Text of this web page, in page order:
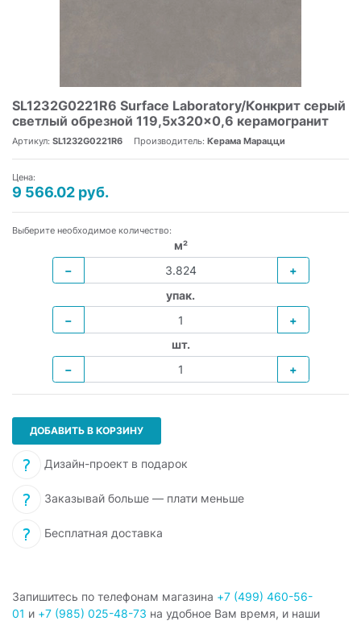
SL1232G0221R6 Surface Laboratory/Конкрит серый
светлый обрезной 119,5x320x0,6 керамогранит
Артикул: SL1232G0221R6 Производитель: Керама Марацци
Цена:
9 566.02 руб.
Выберите необходимое количество:
м²
−
+
упак.
−
+
шт.
−
+
ДОБАВИТЬ В КОРЗИНУ
Дизайн-проект в подарок
Заказывай больше — плати меньше
Бесплатная доставка
Запишитесь по телефонам магазина +7 (499) 460-56-
01 и +7 (985) 025-48-73 на удобное Вам время, и наши